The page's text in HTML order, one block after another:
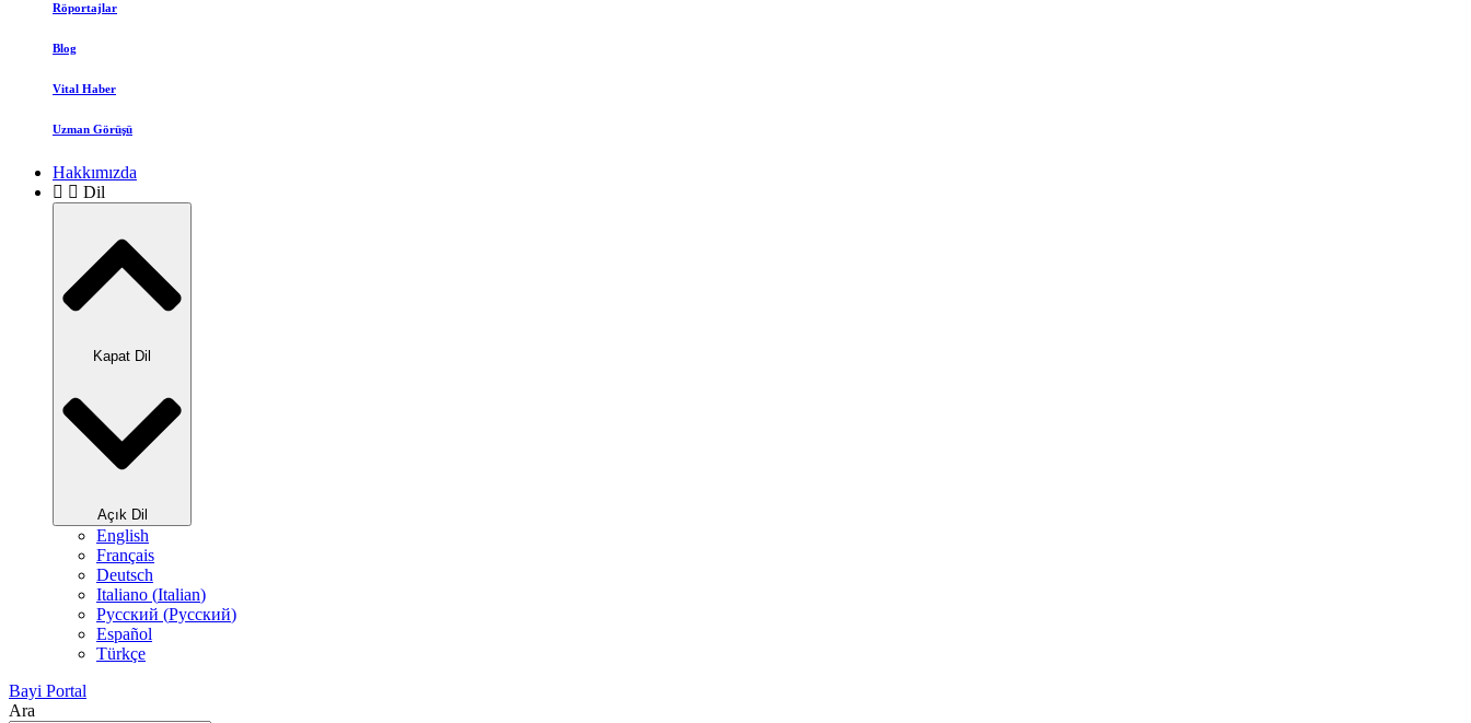
Röportajlar
Blog
Vital Haber
Uzman Görüşü
Hakkımızda
Dil
Kapat Dil
Açık Dil
English
Français
Deutsch
Italiano (Italian)
Русский (Pусский)
Español
Türkçe
Bayi Portal
Ara